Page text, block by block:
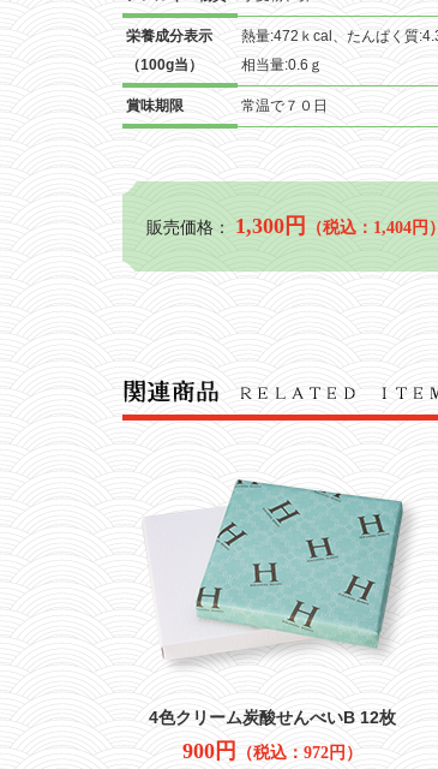
栄養成分表示
（100g当）
熱量:472ｋcal、たんぱく質
相当量:0.6ｇ
賞味期限 常温で７０日
販売価格： 1,300円 （税込：1,404円）
4色クリーム炭酸せんべいB 12枚
900円 （税込：972円）